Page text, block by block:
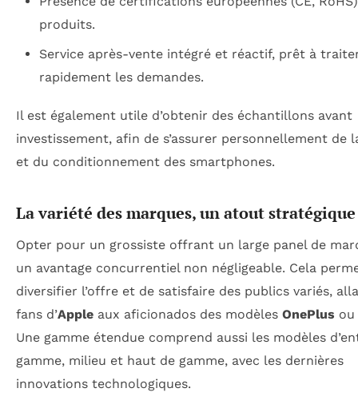
produits.
Service après-vente intégré et réactif, prêt à
rapidement les demandes.
Il est également utile d’obtenir des échantillons avant
investissement, afin de s’assurer personnellement de
et du conditionnement des smartphones.
La variété des marques, un atout stratégique
Opter pour un grossiste offrant un large panel de
un avantage concurrentiel non négligeable. Cela
diversifier l’offre et de satisfaire des publics variés,
fans d’Apple aux aficionados des modèles OnePlus ou
Une gamme étendue comprend aussi les modèles
gamme, milieu et haut de gamme, avec les dernières
innovations technologiques.